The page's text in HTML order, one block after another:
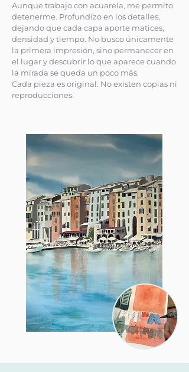
Aunque trabajo con acuarela, me permito
detenerme. Profundizo en los detalles,
dejando que cada capa aporte matices,
densidad y tiempo. No busco únicamente
la primera impresión, sino permanecer en
el lugar y descubrir lo que aparece cuando
la mirada se queda un poco más.
Cada pieza es original. No existen copias ni
reproducciones.